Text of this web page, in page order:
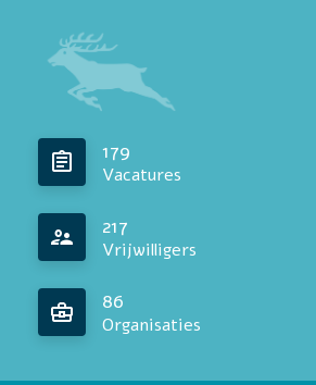
179
Vacatures
217
Vrijwilligers
86
Organisaties